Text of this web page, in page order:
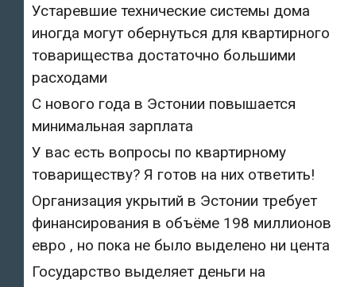
Устаревшие технические системы дома
иногда могут обернуться для квартирного
товарищества достаточно большими
расходами
С нового года в Эстонии повышается
минимальная зарплата
У вас есть вопросы по квартирному
товариществу? Я готов на них ответить!
Организация укрытий в Эстонии требует
финансирования в объёме 198 миллионов
евро , но пока не было выделено ни цента
Государство выделяет деньги на